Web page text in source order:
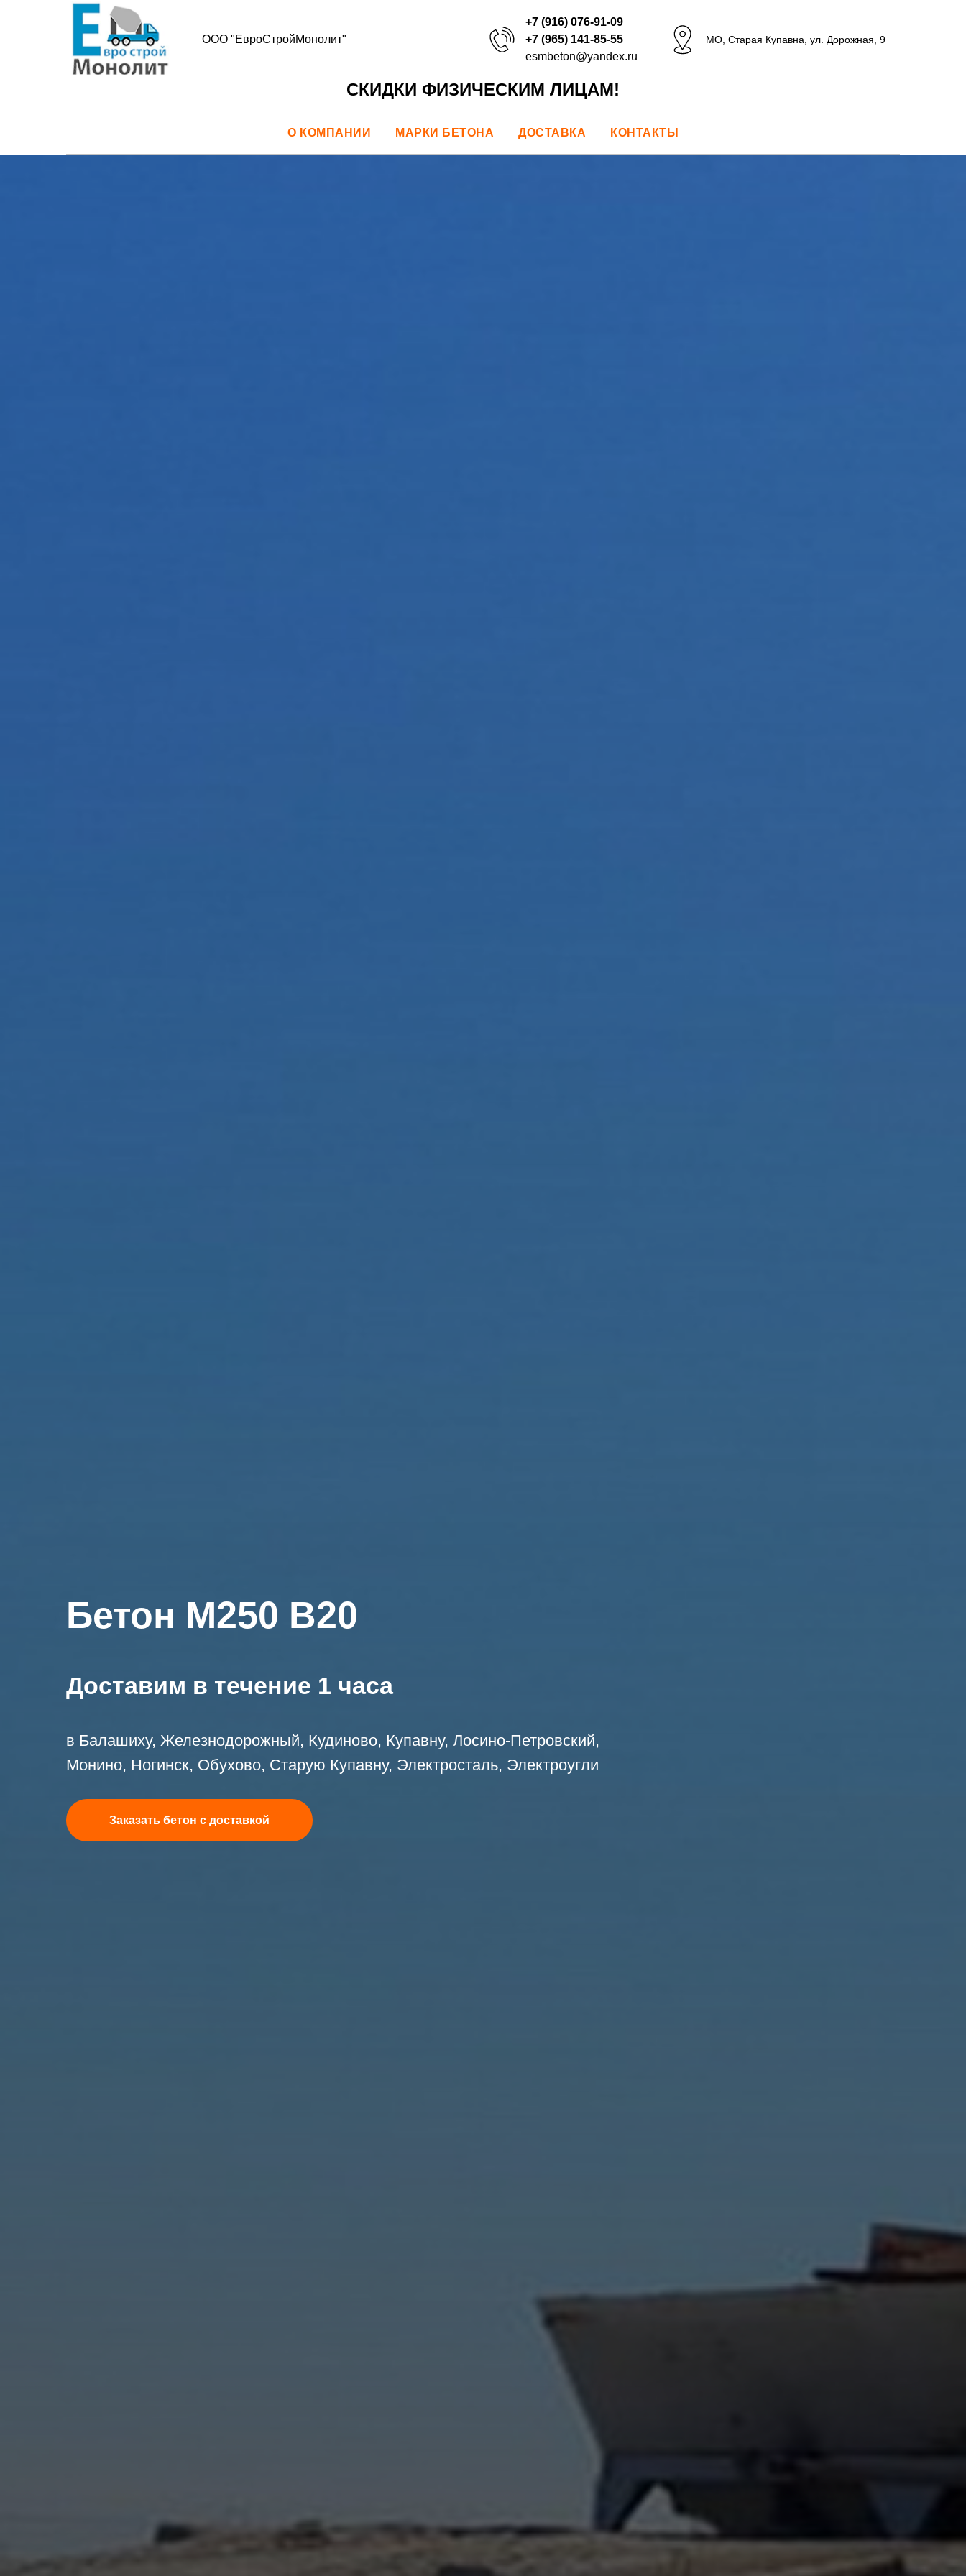
ООО "ЕвроСтройМонолит"
+7 (916) 076-91-09
+7 (965) 141-85-55
esmbeton@yandex.ru
МО, Старая Купавна, ул. Дорожная, 9
СКИДКИ ФИЗИЧЕСКИМ ЛИЦАМ!
О КОМПАНИИ МАРКИ БЕТОНА ДОСТАВКА КОНТАКТЫ
Бетон М250 В20
Доставим в течение 1 часа
в Балашиху, Железнодорожный, Кудиново, Купавну, Лосино-Петровский,
Монино, Ногинск, Обухово, Старую Купавну, Электросталь, Электроугли
Заказать бетон с доставкой